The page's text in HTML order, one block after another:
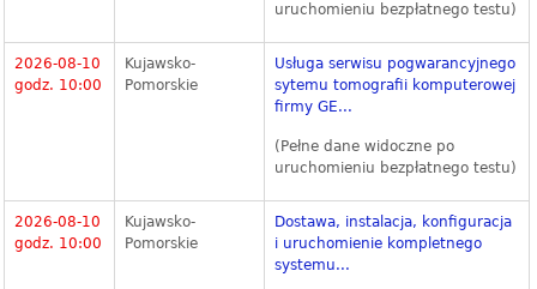
uruchomieniu bezpłatnego testu)
2026-08-10
godz. 10:00
Kujawsko-
Pomorskie
Usługa serwisu pogwarancyjnego
sytemu tomografii komputerowej
firmy GE...
(Pełne dane widoczne po
uruchomieniu bezpłatnego testu)
2026-08-10
godz. 10:00
Kujawsko-
Pomorskie
Dostawa, instalacja, konfiguracja
i uruchomienie kompletnego
systemu...